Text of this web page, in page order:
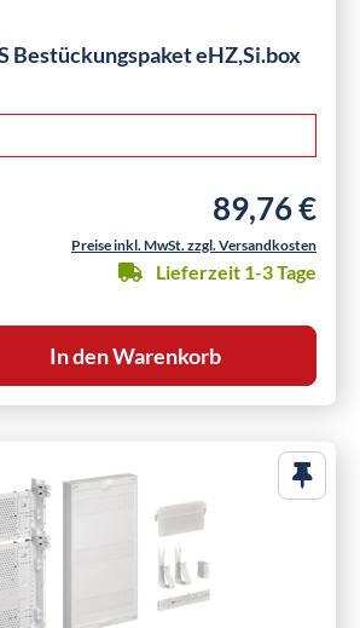
Bestückungspaket eHZ,Si.box
Regulärer
89,76 €
Preise inkl. MwSt. zzgl. Versandkosten
Lieferzeit 1-3 Tage
In den Warenkorb